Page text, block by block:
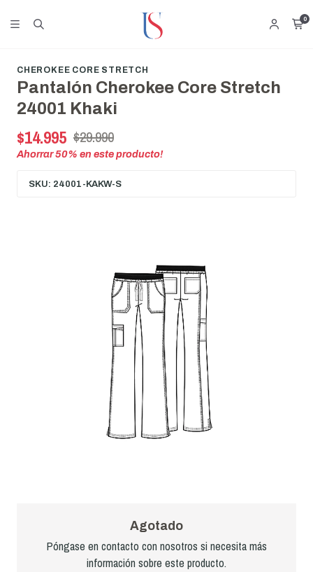
0
CHEROKEE CORE STRETCH
Pantalón Cherokee Core Stretch
24001 Khaki
$14.995 $29.990
Ahorrar50% en este producto!
SKU: 24001-KAKW-S
Agotado
Póngase en contacto con nosotros si necesita más
información sobre este producto.